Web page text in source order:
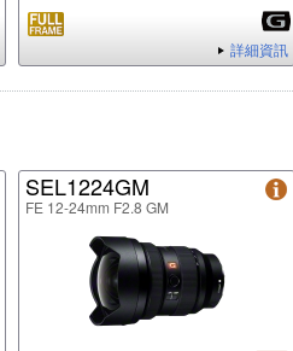
詳細資訊
SEL1224GM
FE 12-24mm F2.8 GM